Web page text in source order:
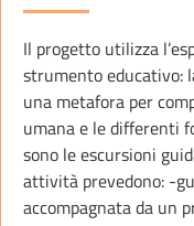
Il progetto utilizza
strumento educativo:
una metafora per
umana e le differenti
sono le escursioni
attività prevedono: -
accompagnata da un